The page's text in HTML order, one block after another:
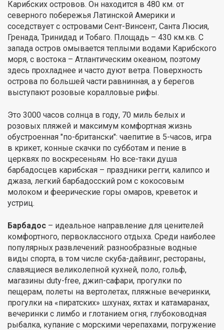
Карибских островов. Он находится в 480 км. от
северного побережья Латинской Америки и
соседствует с островами Сент-Винсент, Санта Люсия,
Гренада, Тринидад и Тобаго. Площадь – 430 км.кв. С
запада остров омывается теплыми водами Карибского
моря, с востока – Атлантическим океаном, поэтому
здесь прохладнее и часто дуют ветра. Поверхность
острова по большей части равнинная, а у берегов
выступают розовые коралловые рифы.
Это 3000 часов солнца в году, 70 миль белых и
розовых пляжей и максимум комфортная жизнь
обустроенная "по-британски": чаепитие в 5-часов, игра
в крикет, конные скачки по субботам и пение в
церквях по воскресеньям. Но все-таки душа
барбадосцев карибская – праздники регги, калипсо и
джаза, легкий барбадосский ром с кокосовым
молоком и феерические горы омаров, креветок и
устриц.
Барбадос – идеальное направление для ценителей
комфортного, первоклассного отдыха. Среди наиболее
популярных развлечений: разнообразные водные
виды спорта, в том числе скуба-дайвинг, рестораны,
славящиеся великолепной кухней, поло, гольф,
магазины duty-free, джип-сафари, прогулки по
пещерам, полеты на вертолетах, пляжные вечеринки,
прогулки на «пиратских» шхунах, яхтах и катамаранах,
вечеринки с лимбо и глотанием огня, глубоководная
рыбалка, купание с морскими черепахами, погружение